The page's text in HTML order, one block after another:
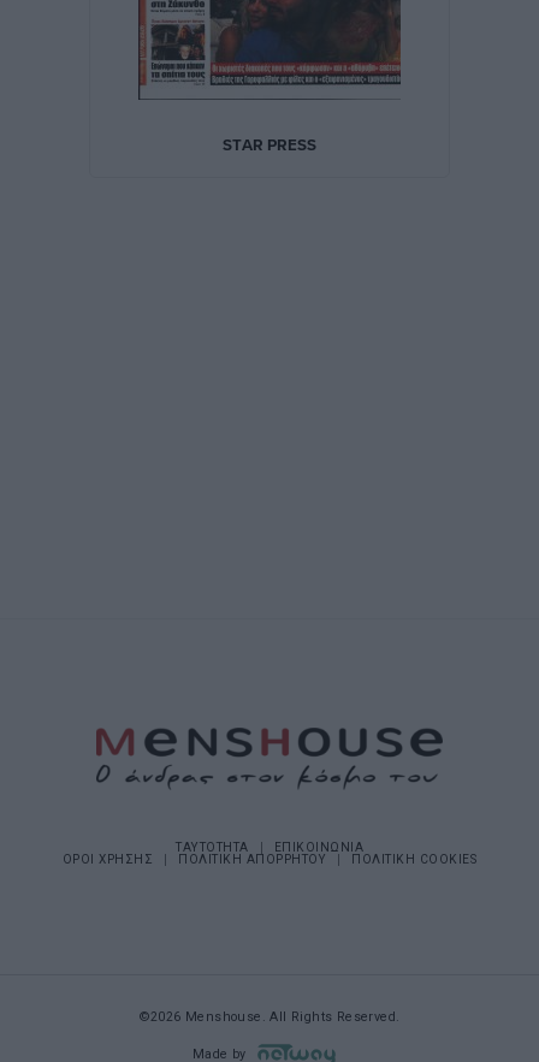
ΤΑΥΤΟΤΗΤΑ
ΕΠΙΚΟΙΝΩΝΙΑ
ΟΡΟΙ ΧΡΗΣΗΣ
ΠΟΛΙΤΙΚΗ ΑΠΟΡΡΗΤΟΥ ΠΟΛΙΤΙΚΗ COOKIES
©2026 Menshouse. All Rights Reserved.
Made by